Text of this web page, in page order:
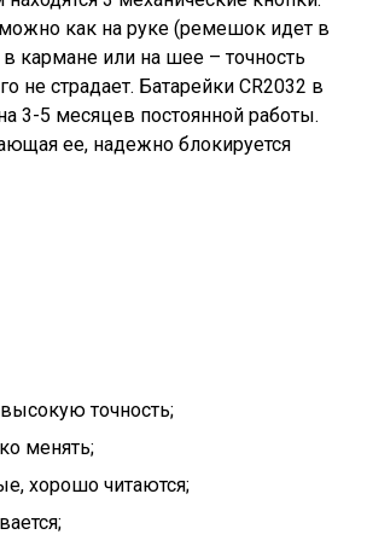
как на руке (ремешок идет в
в кармане или на шее – точность
не страдает. Батарейки CR2032 в
3-5 месяцев постоянной работы.
ее, надежно блокируется
точность;
менять;
хорошо читаются;